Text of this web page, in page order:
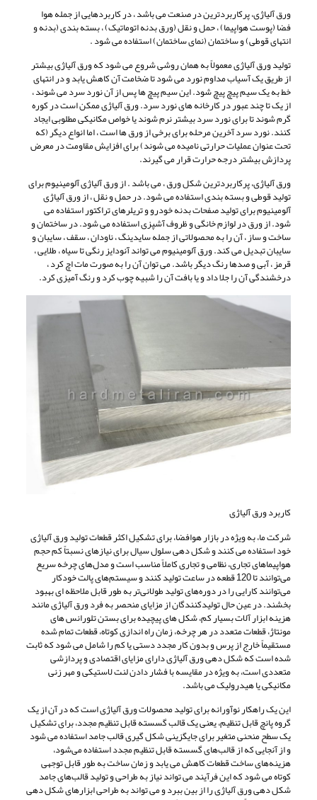
ورق آلیاژی، پرکاربردترین در صنعت می باشد ، در کاربردهایی از جمله هوا
فضا (پوست هواپیما) ، حمل و نقل (ورق بدنه اتوماتیک) ، بسته بندی (بدنه و
انتهای قوطی) و ساختمان (نمای ساختمان) استفاده می شود .
تولید ورق آلیاژی معمولاً به همان روشی شروع می شود که ورق آلیاژی بیشتر
از طریق یک آسیاب مداوم نورد می شود تا ضخامت آن کاهش یابد و در انتهای
خط به یک سیم پیچ پیچ شود. این سیم پیچ ها پس از آن نورد سرد می شوند ،
از یک تا چند عبور در کارخانه های نورد سرد. ورق آلیاژی ممکن است در کوره
گرم شوند تا برای نورد سرد بیشتر نرم شوند یا خواص مکانیکی مطلوبی ایجاد
کنند. نورد سرد آخرین مرحله برای برخی از ورق ها است ، اما انواع دیگر (که
تحت عنوان عملیات حرارتی نامیده می شوند) برای افزایش مقاومت در معرض
پردازش بیشتر درجه حرارت قرار می گیرند.
ورق آلیاژی، پرکاربردترین شکل ورق ، می باشد . از ورق آلیاژی آلومینیوم برای
تولید قوطی و بسته بندی استفاده می شود. در حمل و نقل ، از ورق آلیاژی
آلومینیوم برای تولید صفحات بدنه خودرو و تریلرهای تراکتور استفاده می
شود. از ورق در لوازم خانگی و ظروف آشپزی استفاده می شود. در ساختمان و
ساخت و ساز ، آن را به محصولاتی از جمله سایدینگ ، ناودان ، سقف ، سایبان و
سایبان تبدیل می کند. ورق آلومینیوم می تواند آنودایز رنگی تا سیاه ، طلایی ،
قرمز ، آبی و صدها رنگ دیگر باشد. می توان آن را به صورت مات اچ کرد ،
درخشندگی آن را جلا داد و یا بافت آن را شبیه چوب کرد و رنگ آمیزی کرد.
کاربرد ورق آلیاژی
شرکت ما، به ویژه در بازار هوافضا، برای تشکیل اکثر قطعات تولید ورق آلیاژی
خود استفاده می کنند و شکل‌ دهی سلول سیال برای نیازهای نسبتاً کم حجم
هواپیماهای تجاری، نظامی و تجاری کاملاً مناسب است و مدل‌های چرخه سریع
می‌توانند تا 120 قطعه در ساعت تولید کنند و سیستم‌های پالت خودکار
می‌توانند کارایی را در دوره‌های تولید طولانی‌تر به طور قابل ملاحظه‌ ای بهبود
بخشند. در عین حال تولیدکنندگان از مزایای منحصر به فرد ورق آلیاژی مانند
هزینه ابزار آلات بسیار کم، شکل های پیچیده برای بستن تلورانس های
مونتاژ، قطعات متعدد در هر چرخه، زمان راه اندازی کوتاه، قطعات تمام شده
مستقیماً خارج از پرس و بدون کار مجدد دستی یا کم را شامل می شود که ثابت
شده است که شکل‌ دهی ورق آلیاژی دارای مزایای اقتصادی و پردازشی
متعددی است، به ویژه در مقایسه با فشار دادن لنت لاستیکی و مهر زنی
مکانیکی یا هیدرولیک می باشد.
این یک راهکار نوآورانه برای تولید محصولات ورق آلیاژی است که در آن از یک
گروه پانچ قابل تنظیم، یعنی یک قالب گسسته قابل تنظیم مجدد، برای تشکیل
یک سطح منحنی متغیر برای جایگزینی شکل گیری قالب جامد استفاده می شود
و از آنجایی که از قالب‌های گسسته قابل تنظیم مجدد استفاده می‌شود،
هزینه‌های ساخت قطعات کاهش می ‌یابد و زمان ساخت به طور قابل توجهی
کوتاه می ‌شود که این فرآیند می‌ تواند نیاز به طراحی و تولید قالب‌های جامد
شکل ‌دهی ورق آلیاژی را از بین ببرد و می ‌تواند به طراحی ابزارهای شکل‌ دهی